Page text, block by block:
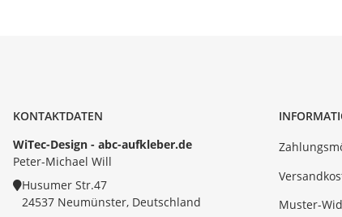
KONTAKTDATEN
WiTec-Design - abc-aufkleber.de
Peter-Michael Will
Husumer Str.47
24537 Neumünster, Deutschland
Muster-